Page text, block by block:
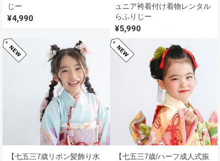
じー
¥4,990
ュニア袴着付け着物レンタル
らふりじー
¥5,990
【七五三7歳リボン髪飾り水
【七五三7歳/ハーフ成人式振